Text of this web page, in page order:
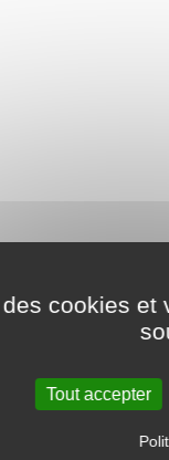
cookies et
Tout accepter